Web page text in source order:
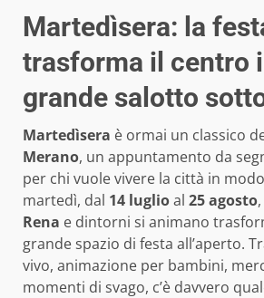
Martedìsera: la
trasforma il centro
grande salotto
Martedìsera è ormai un classico
Merano, un appuntamento da
per chi vuole vivere la città in
martedì, dal 14 luglioal 25 agosto,
Rena e dintorni si animano
grande spazio di festa all’aperto.
vivo, animazione per bambini,
momenti di svago, c’è davvero